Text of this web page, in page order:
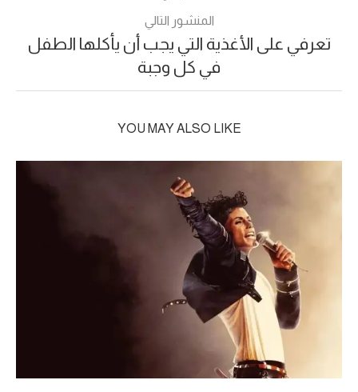
المنشور التالي
تعرفي على الأغذية التي يجب أن يأكلها الطفل
في كل وجبة
YOU MAY ALSO LIKE